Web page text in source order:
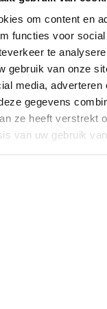
om content en
functies voor
te
gebruik van onze
media, adverteren
gegevens
ze heeft verstrekt
van uw gebruik
is uw
van groot tot klein.